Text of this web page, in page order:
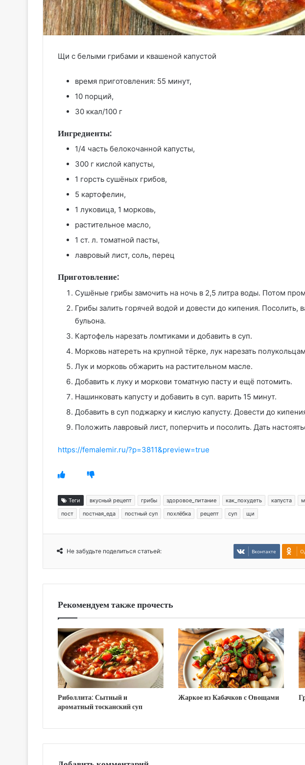
Щи с белыми грибами и квашеной капустой
время приготовления: 55 минут,
10 порций,
30 ккал/100 г
Ингредиенты:
1/4 часть белокочанной капусты,
300 г кислой капусты,
1 горсть сушёных грибов,
5 картофелин,
1 луковица, 1 морковь,
растительное масло,
1 ст. л. томатной пасты,
лавровый лист, соль, перец
Приготовление:
Сушёные грибы замочить на ночь в 2,5 литра воды. Потом
Грибы залить горячей водой и довести до кипения. Посолить,
бульона.
Картофель нарезать ломтиками и добавить в суп.
Морковь натереть на крупной тёрке, лук нарезать
Лук и морковь обжарить на растительном масле.
Добавить к луку и моркови томатную пасту и ещё потомить.
Нашинковать капусту и добавить в суп. варить 15 минут.
Добавить в суп поджарку и кислую капусту. Довести до
Положить лавровый лист, поперчить и посолить. Дать
https://femalemir.ru/?p=3811&preview=true
Теги вкусный рецепт грибы здоровое_питание как_похудеть капуста
пост
постная_еда постный суп похлёбка рецепт суп щи
Не забудьте поделиться статьей: Вконтакте
Рекомендуем также прочесть
Риболлита: Сытный и
ароматный тосканский суп
Жаркое из Кабачков с Овощами